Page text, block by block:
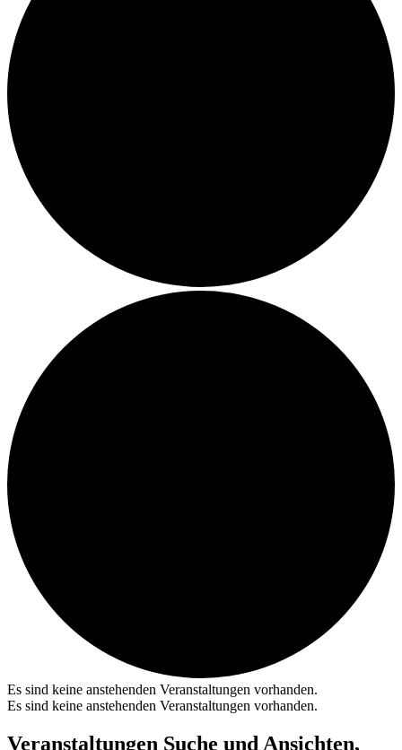
Es sind keine anstehenden Veranstaltungen vorhanden.
Es sind keine anstehenden Veranstaltungen vorhanden.
Veranstaltungen Suche und Ansichten,